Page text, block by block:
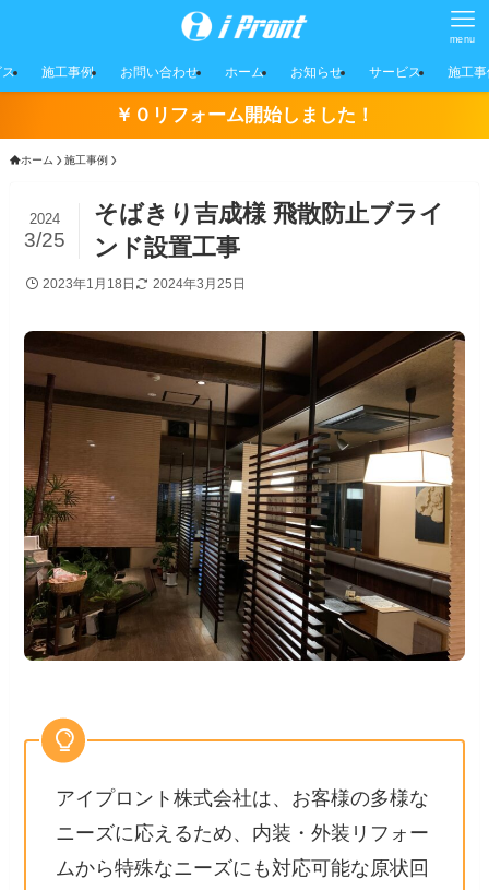
menu
施工事例 お問い合わせ ホーム お知らせ サービス 施工
￥０リフォーム開始しました！
ホーム 施工事例
そばきり吉成様 飛散防止ブライ
ンド設置工事
2024
3/25
2023年1月18日 2024年3月25日
アイプロント株式会社は、お客様の多様な
ニーズに応えるため、内装・外装リフォー
ムから特殊なニーズにも対応可能な原状回